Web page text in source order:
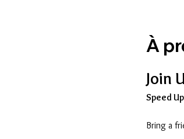
À
Join
Speed
Bring a